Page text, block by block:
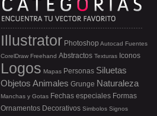
Illustrator Photoshop Autocad Fuentes
CorelDraw Freehand Abstractos Texturas Iconos
Logos Mapas Personas Siluetas
Objetos Animales Grunge Naturaleza
Manchas y Gotas Fechas especiales Formas
Ornamentos Decorativos Simbolos Signos